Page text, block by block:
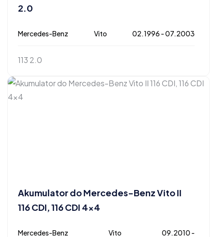
2.0
Mercedes-Benz Vito 02.1996 - 07.2003
113 2.0
Akumulator do Mercedes-Benz Vito II
116 CDI, 116 CDI 4×4
Mercedes-Benz Vito 09.2010 -